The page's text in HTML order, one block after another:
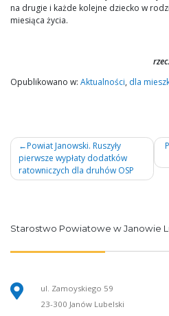
na drugie i każde kolejne dziecko w
miesiąca życia.
Opublikowano w: Aktualności, dla
Nawigacja
wpisu
Powiat Janowski. Ruszyły
pierwsze wypłaty dodatków
ratowniczych dla druhów OSP
Starostwo Powiatowe w Janowie
ul. Zamoyskiego 59
23-300 Janów Lubelski